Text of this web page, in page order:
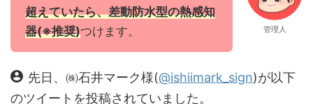
超えていたら、差動防水型の熱感知
器(※推奨)つけます。 管理人
先日、㈱石井マーク様(@ishiimark_sign)が以下
のツイートを投稿されていました。